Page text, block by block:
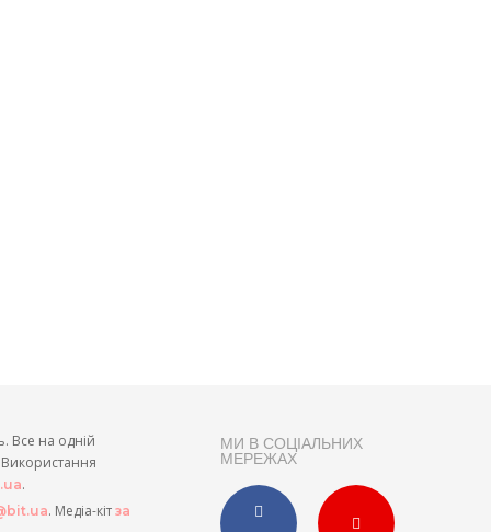
МИ В СОЦІАЛЬНИХ
МЕРЕЖАХ
Все на одній
Використання
.
. Медіа-кіт за